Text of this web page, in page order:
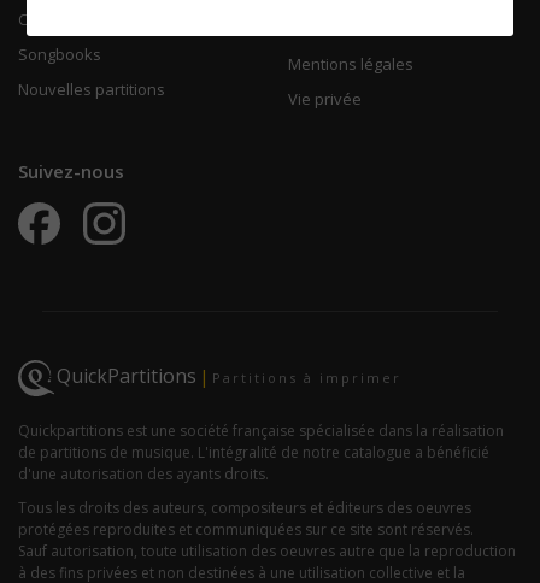
Chorales
Songbooks
Nouvelles partitions
Mentions légales
Vie privée
Suivez-nous
QuickPartitions | Partitions à imprimer
Quickpartitions est une société française spécialisée dans la réalisation
de partitions de musique. L'intégralité de notre catalogue a bénéficié
d'une autorisation des ayants droits.
Tous les droits des auteurs, compositeurs et éditeurs des oeuvres
protégées reproduites et communiquées sur ce site sont réservés.
Sauf autorisation, toute utilisation des oeuvres autre que la reproduction
à des fins privées et non destinées à une utilisation collective et la